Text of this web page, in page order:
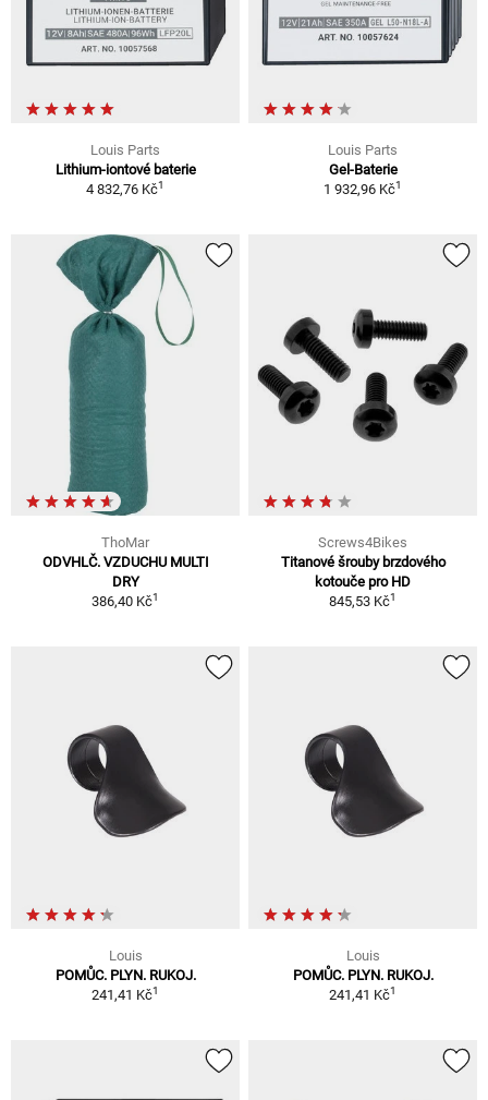
Louis Parts
Lithium-iontové baterie
4 832,76 Kč1
Louis Parts
Gel-Baterie
1 932,96 Kč1
ThoMar
ODVHLČ. VZDUCHU MULTI
DRY
386,40 Kč1
Screws4Bikes
Titanové šrouby brzdového
kotouče pro HD
845,53 Kč1
Louis
POMŮC. PLYN. RUKOJ.
241,41 Kč1
Louis
POMŮC. PLYN. RUKOJ.
241,41 Kč1